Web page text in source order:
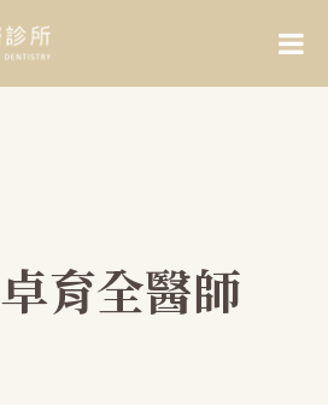
卓育全醫師